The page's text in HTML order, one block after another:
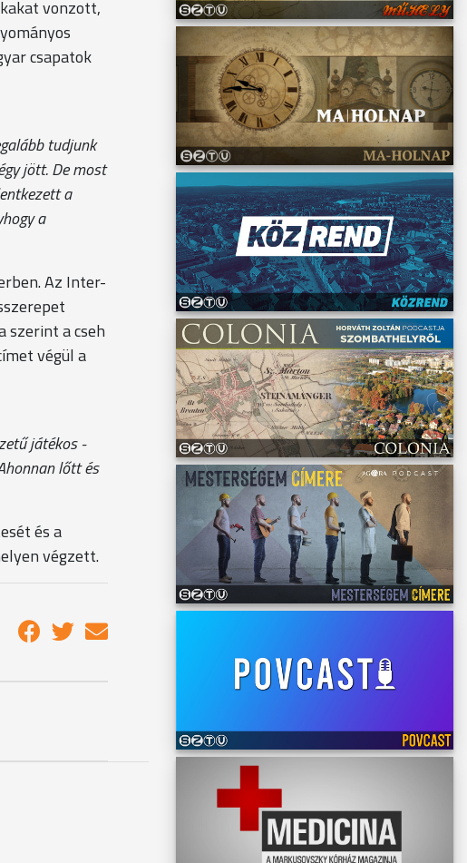
vonzott,
csapatok
tudjunk
jött. De most
a
a
Az Inter-
szerint a cseh
végül a
játékos -
lőtt és
és a
végzett.